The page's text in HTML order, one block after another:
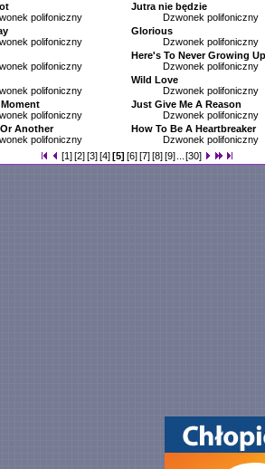
polifoniczny
Jutra nie będzie
Dzwonek polifoniczny
polifoniczny
Glorious
Dzwonek polifoniczny
polifoniczny
Here's To Never Growing Up
Dzwonek polifoniczny
polifoniczny
Wild Love
Dzwonek polifoniczny
polifoniczny
Just Give Me A Reason
Dzwonek polifoniczny
Another
polifoniczny
How To Be A Heartbreaker
Dzwonek polifoniczny
[1] [2] [3] [4] [5] [6] [7] [8] [9] [30]